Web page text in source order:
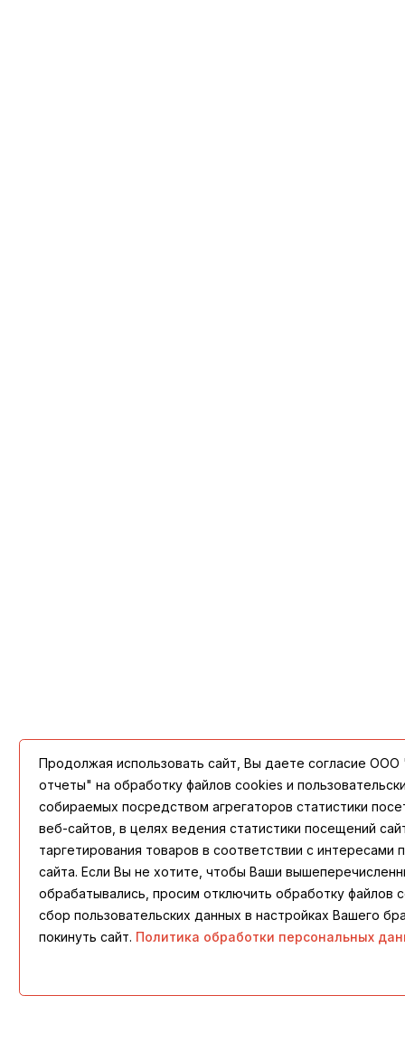
Продолжая использовать сайт, Вы даете согласие
отчеты" на обработку файлов cookies и
собираемых посредством агрегаторов статистики
веб-сайтов, в целях ведения статистики посещений
таргетирования товаров в соответствии с интересами
сайта. Если Вы не хотите, чтобы Ваши
обрабатывались, просим отключить обработку файлов
сбор пользовательских данных в настройках Вашего
покинуть сайт. Политика обработки персональных